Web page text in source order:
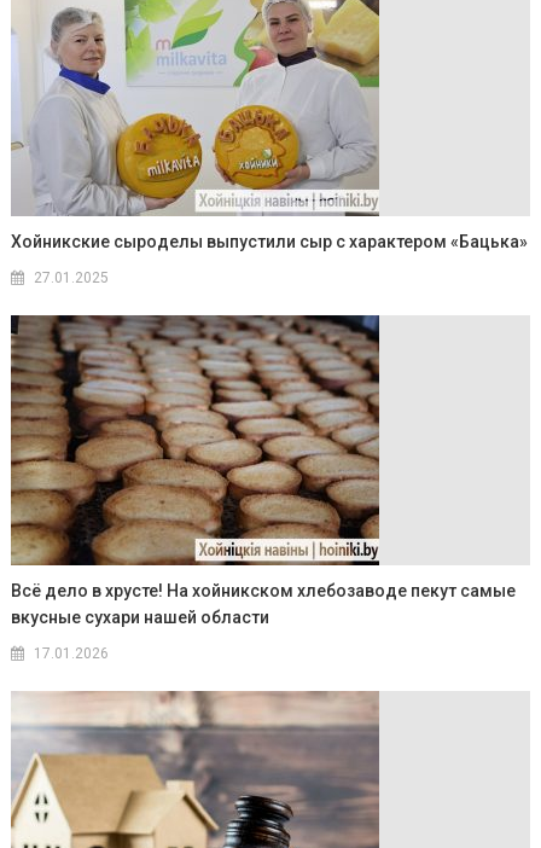
Хойникские сыроделы выпустили сыр с характером «Бацька»
27.01.2025
Всё дело в хрусте! На хойникском хлебозаводе пекут самые
вкусные сухари нашей области
17.01.2026